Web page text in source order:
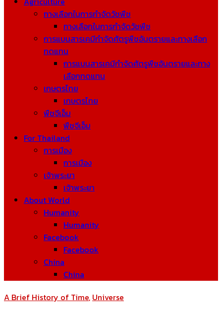
ทางเลือกในการกำจัดวัชพืช
ทางเลือกในการกำจัดวัชพืช
การแบนสารเคมีกำจัดศัตรูพืชอันตรายและทางเลือก
ทดแทน
การแบนสารเคมีกำจัดศัตรูพืชอันตรายและทาง
เลือกทดแทน
เกษตรไทย
เกษตรไทย
พืชจีเอ็ม
พืชจีเอ็ม
For Thailand
การเมือง
การเมือง
เจ้าพระยา
เจ้าพระยา
About World
Humanity
Humanity
Facebook
Facebook
China
China
A Brief History of Time, Universe